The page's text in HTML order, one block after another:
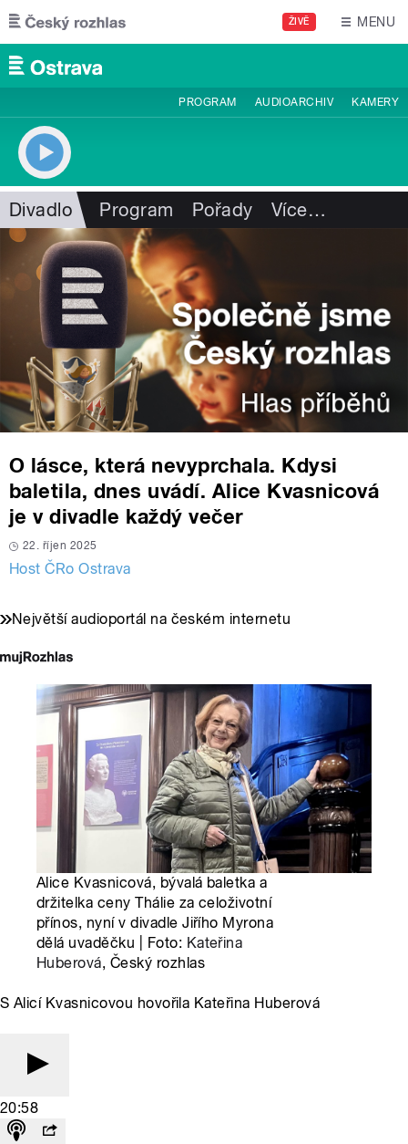
Přejít k hlavnímu obsahu
ŽIVĚ MENU
PROGRAM AUDIOARCHIV KAMERY
Divadlo Program Pořady Více…
O lásce, která nevyprchala. Kdysi
baletila, dnes uvádí. Alice Kvasnicová
je v divadle každý večer
22. říjen 2025
Host ČRo Ostrava
Největší audioportál na českém internetu
Alice Kvasnicová, bývalá baletka a
držitelka ceny Thálie za celoživotní
přínos, nyní v divadle Jiřího Myrona
dělá uvaděčku | Foto: Kateřina
Huberová, Český rozhlas
S Alicí Kvasnicovou hovořila Kateřina Huberová
20:58